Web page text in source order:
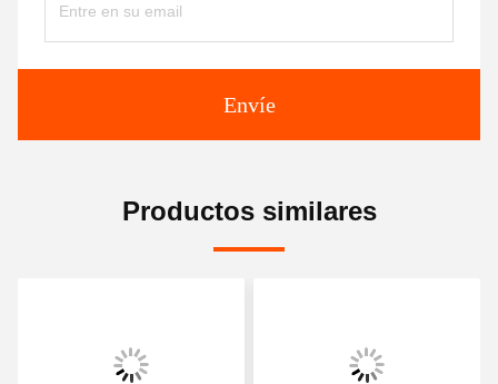
Envíe
Productos similares